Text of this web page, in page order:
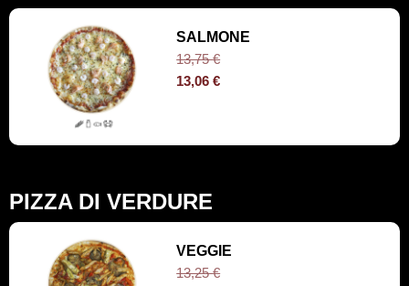
SALMONE
13,75€
13,06€
PIZZA DI VERDURE
VEGGIE
13,25€